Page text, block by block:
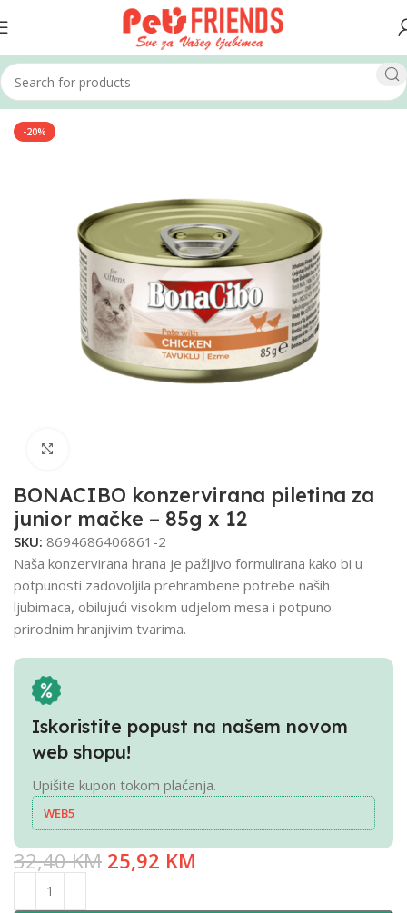
Home Mačke Hrana za mačke Vlažna hrana
-20%
BONACIBO konzervirana piletina za
junior mačke – 85g x 12
SKU: 8694686406861-2
Naša konzervirana hrana je pažljivo formulirana kako bi u
potpunosti zadovoljila prehrambene potrebe naših
ljubimaca, obilujući visokim udjelom mesa i potpuno
prirodnim hranjivim tvarima.
Iskoristite popust na našem novom
web shopu!
Upišite kupon tokom plaćanja.
WEB5
32,40KM 25,92 KM